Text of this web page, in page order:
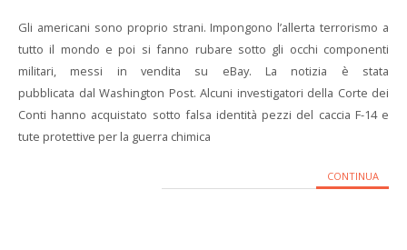
Gli americani sono proprio strani. Impongono l’allerta terrorismo a
tutto il mondo e poi si fanno rubare sotto gli occhi componenti
militari, messi in vendita su eBay. La notizia è stata
pubblicata dal Washington Post. Alcuni investigatori della Corte dei
Conti hanno acquistato sotto falsa identità pezzi del caccia F-14 e
tute protettive per la guerra chimica
CONTINUA